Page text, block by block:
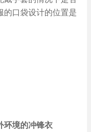
的口袋设计的位置是